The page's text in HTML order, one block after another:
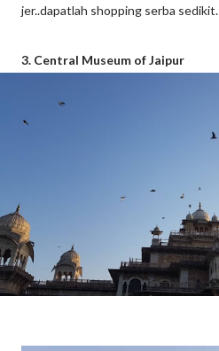
jer..dapatlah shopping serba sedikit.
3. Central Museum of Jaipur